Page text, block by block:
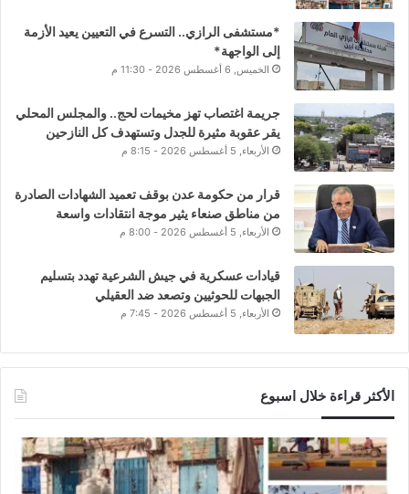
*مستشفى الرازي.. التسرع في التعيين يعيد الأزمة
إلى الواجهة*
الخميس, 6 أغسطس 2026 - 11:30 م
جريمة اغتصاب تهز مخيمات لحج.. والمجلس المحلي
يقر عقوبة مثيرة للجدل وتستهدف كل النازحين
الأربعاء, 5 أغسطس 2026 - 8:15 م
قرار من حكومة عدن بوقف تعميد الشهادات الصادرة
من مناطق صنعاء يثير موجة انتقادات واسعة
الأربعاء, 5 أغسطس 2026 - 8:00 م
قيادات عسكرية في جيش الشرعية تهدد بتسليم
الجبهات للحوثيين وتصعد ضد العقيلي
الأربعاء, 5 أغسطس 2026 - 7:45 م
الأكثر قراءة خلال اسبوع